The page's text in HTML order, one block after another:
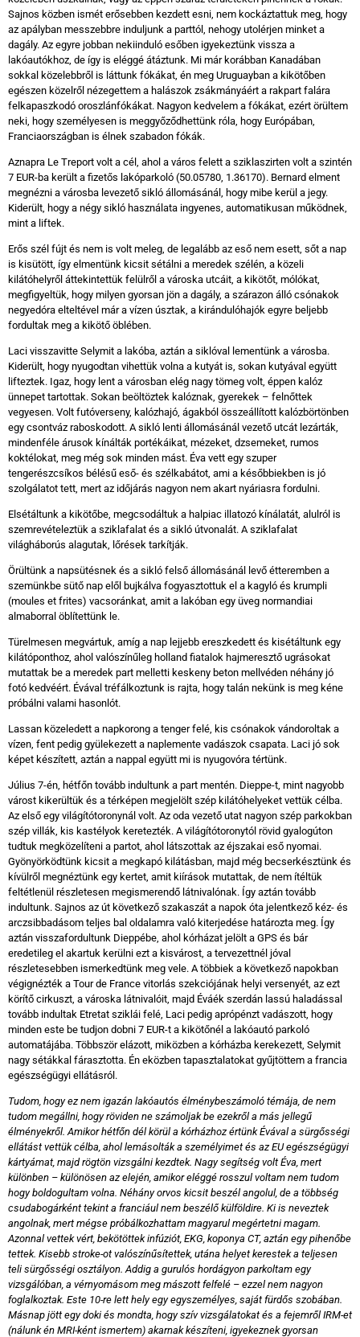
Sajnos közben ismét erősebben kezdett esni, nem kockáztattuk meg, hogy
az apályban messzebbre induljunk a parttól, nehogy utolérjen minket a
dagály. Az egyre jobban nekiinduló esőben igyekeztünk vissza a
lakóautókhoz, de így is eléggé átáztunk. Mi már korábban Kanadában
sokkal közelebbről is láttunk fókákat, én meg Uruguayban a kikötőben
egészen közelről nézegettem a halászok zsákmányáért a rakpart falára
felkapaszkodó oroszlánfókákat. Nagyon kedvelem a fókákat, ezért örültem
neki, hogy személyesen is meggyőződhettünk róla, hogy Európában,
Franciaországban is élnek szabadon fókák.
Aznapra Le Treport volt a cél, ahol a város felett a sziklaszirten volt a szintén
7 EUR-ba került a fizetős lakóparkoló (50.05780, 1.36170). Bernard elment
megnézni a városba levezető sikló állomásánál, hogy mibe kerül a jegy.
Kiderült, hogy a négy sikló használata ingyenes, automatikusan működnek,
mint a liftek.
Erős szél fújt és nem is volt meleg, de legalább az eső nem esett, sőt a nap
is kisütött, így elmentünk kicsit sétálni a meredek szélén, a közeli
kilátóhelyről áttekintettük felülről a városka utcáit, a kikötőt, mólókat,
megfigyeltük, hogy milyen gyorsan jön a dagály, a szárazon álló csónakok
negyedóra elteltével már a vízen úsztak, a kirándulóhajók egyre beljebb
fordultak meg a kikötő öblében.
Laci visszavitte Selymit a lakóba, aztán a siklóval lementünk a városba.
Kiderült, hogy nyugodtan vihettük volna a kutyát is, sokan kutyával együtt
lifteztek. Igaz, hogy lent a városban elég nagy tömeg volt, éppen kalóz
ünnepet tartottak. Sokan beöltöztek kalóznak, gyerekek – felnőttek
vegyesen. Volt futóverseny, kalózhajó, ágakból összeállított kalózbörtönben
egy csontváz raboskodott. A sikló lenti állomásánál vezető utcát lezárták,
mindenféle árusok kínálták portékáikat, mézeket, dzsemeket, rumos
koktélokat, meg még sok minden mást. Éva vett egy szuper
tengerészcsíkos bélésű eső- és szélkabátot, ami a későbbiekben is jó
szolgálatot tett, mert az időjárás nagyon nem akart nyáriasra fordulni.
Elsétáltunk a kikötőbe, megcsodáltuk a halpiac illatozó kínálatát, alulról is
szemrevételeztük a sziklafalat és a sikló útvonalát. A sziklafalat
világháborús alagutak, lőrések tarkítják.
Örültünk a napsütésnek és a sikló felső állomásánál levő étteremben a
szemünkbe sütő nap elől bujkálva fogyasztottuk el a kagyló és krumpli
(moules et frites) vacsoránkat, amit a lakóban egy üveg normandiai
almaborral öblítettünk le.
Türelmesen megvártuk, amíg a nap lejjebb ereszkedett és kisétáltunk egy
kilátóponthoz, ahol valószínűleg holland fiatalok hajmeresztő ugrásokat
mutattak be a meredek part melletti keskeny beton mellvéden néhány jó
fotó kedvéért. Évával tréfálkoztunk is rajta, hogy talán nekünk is meg kéne
próbálni valami hasonlót.
Lassan közeledett a napkorong a tenger felé, kis csónakok vándoroltak a
vízen, fent pedig gyülekezett a naplemente vadászok csapata. Laci jó sok
képet készített, aztán a nappal együtt mi is nyugovóra tértünk.
Július 7-én, hétfőn tovább indultunk a part mentén. Dieppe-t, mint nagyobb
várost kikerültük és a térképen megjelölt szép kilátóhelyeket vettük célba.
Az első egy világítótoronynál volt. Az oda vezető utat nagyon szép parkokban
szép villák, kis kastélyok keretezték. A világítótoronytól rövid gyalogúton
tudtuk megközelíteni a partot, ahol látszottak az éjszakai eső nyomai.
Gyönyörködtünk kicsit a megkapó kilátásban, majd még becserkésztünk és
kívülről megnéztünk egy kertet, amit kiírások mutattak, de nem ítéltük
feltétlenül részletesen megismerendő látnivalónak. Így aztán tovább
indultunk. Sajnos az út következő szakaszát a napok óta jelentkező kéz- és
arczsibbadásom teljes bal oldalamra való kiterjedése határozta meg. Így
aztán visszafordultunk Dieppébe, ahol kórházat jelölt a GPS és bár
eredetileg el akartuk kerülni ezt a kisvárost, a tervezettnél jóval
részletesebben ismerkedtünk meg vele. A többiek a következő napokban
végignézték a Tour de France vitorlás szekciójának helyi versenyét, az ezt
körítő cirkuszt, a városka látnivalóit, majd Éváék szerdán lassú haladással
tovább indultak Etretat sziklái felé, Laci pedig aprópénzt vadászott, hogy
minden este be tudjon dobni 7 EUR-t a kikötőnél a lakóautó parkoló
automatájába. Többször elázott, miközben a kórházba kerekezett, Selymit
nagy sétákkal fárasztotta. Én eközben tapasztalatokat gyűjtöttem a francia
egészségügyi ellátásról.
Tudom, hogy ez nem igazán lakóautós élménybeszámoló témája, de nem
tudom megállni, hogy röviden ne számoljak be ezekről a más jellegű
élményekről. Amikor hétfőn dél körül a kórházhoz értünk Évával a sürgősségi
ellátást vettük célba, ahol lemásolták a személyimet és az EU egészségügyi
kártyámat, majd rögtön vizsgálni kezdtek. Nagy segítség volt Éva, mert
különben – különösen az elején, amikor eléggé rosszul voltam nem tudom
hogy boldogultam volna. Néhány orvos kicsit beszél angolul, de a többség
csudabogárként tekint a franciául nem beszélő külföldire. Ki is neveztek
angolnak, mert mégse próbálkozhattam magyarul megértetni magam.
Azonnal vettek vért, bekötöttek infúziót, EKG, koponya CT, aztán egy pihenőbe
tettek. Kisebb stroke-ot valószínűsítettek, utána helyet kerestek a teljesen
teli sürgősségi osztályon. Addig a gurulós hordágyon parkoltam egy
vizsgálóban, a vérnyomásom meg mászott felfelé – ezzel nem nagyon
foglalkoztak. Este 10-re lett hely egy egyszemélyes, saját fürdős szobában.
Másnap jött egy doki és mondta, hogy szív vizsgálatokat és a fejemről IRM-et
(nálunk én MRI-ként ismertem) akarnak készíteni, igyekeznek gyorsan